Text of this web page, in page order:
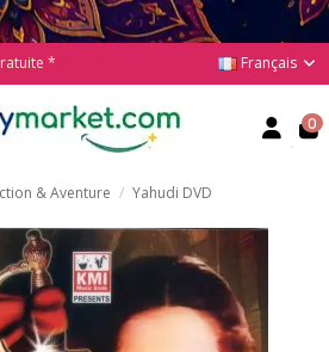
* Français
0
& Aventure Yahudi DVD